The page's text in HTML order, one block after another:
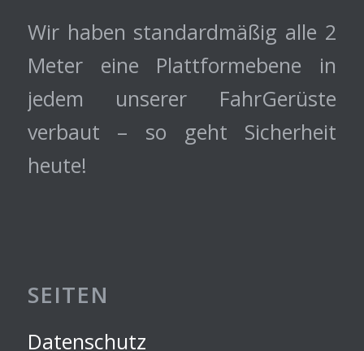
Wir haben standardmäßig alle 2
Meter eine Plattformebene in
jedem unserer FahrGerüste
verbaut – so geht Sicherheit
heute!
SEITEN
Datenschutz